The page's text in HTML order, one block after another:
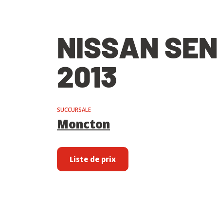
NISSAN
2013
SUCCURSALE
Moncton
Liste de prix